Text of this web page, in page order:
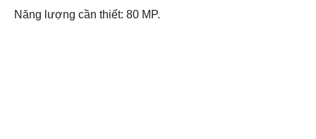
Năng lượng cần thiết: 80 MP.